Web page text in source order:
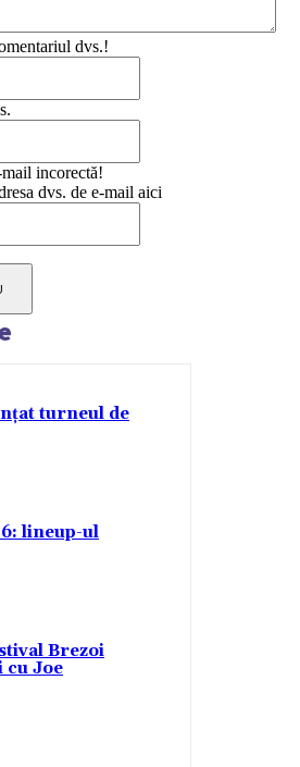
dvs.!
incorectă!
dvs. de e-mail aici
turneul de
lineup-ul
Brezoi
cu Joe